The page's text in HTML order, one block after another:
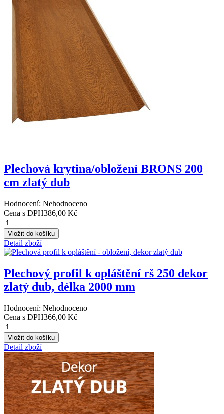
Plechová krytina/obložení BRONS 200
cm zlatý dub
Hodnocení: Nehodnoceno
Cena s DPH386,00 Kč
Detail zboží
Plechový profil k opláštění rš 250 dekor
zlatý dub, délka 2000 mm
Hodnocení: Nehodnoceno
Cena s DPH366,00 Kč
Detail zboží